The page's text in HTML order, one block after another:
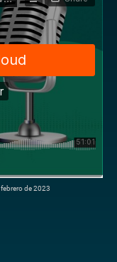
de 2023